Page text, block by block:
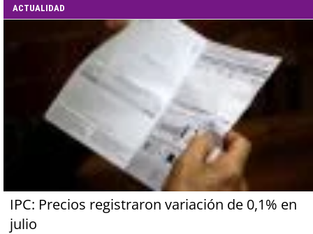
ACTUALIDAD
IPC: Precios registraron variación de 0,1% en
julio